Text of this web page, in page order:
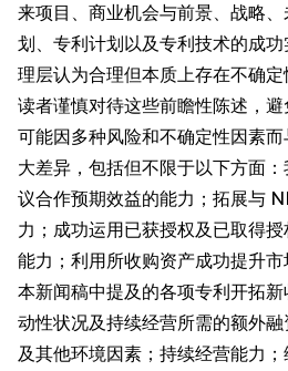
来项目、商业机会与前景、战略
划、专利计划以及专利技术的成
理层认为合理但本质上存在不确
读者谨慎对待这些前瞻性陈述，
可能因多种风险和不确定性因素
大差异，包括但不限于以下方面
议合作预期效益的能力；拓展与
力；成功运用已获授权及已取得
能力；利用所收购资产成功提升
本新闻稿中提及的各项专利开拓
动性状况及持续经营所需的额外
及其他环境因素；持续经营能力